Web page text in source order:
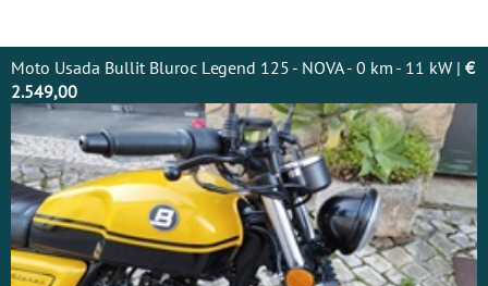
Moto Usada Bullit Bluroc Legend 125 - NOVA - 0 km - 11 kW | €
2.549,00